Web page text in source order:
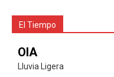
El Tiempo
OIA
Lluvia Ligera